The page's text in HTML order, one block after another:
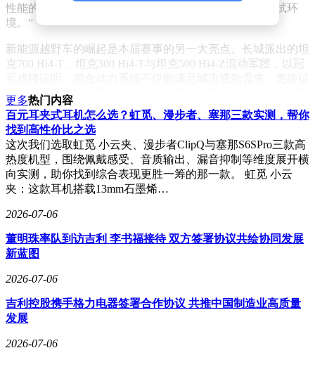
性能的完美实验室。没有其他赛事能提供如此严苛的测试环
境。”
新能源越野车的崛起是本届赛事的另一大亮点。长城派出的坦
克700 Hi4-T、坦克300 Hi4-T与坦克500 Hi4-Z混动军团，以冠
服中国最残酷的越野赛场。与传统燃油越野车不同，混动车型
需同时协调电机与内燃机两套系统的扭矩输出、加速制动特性
与热管理需求，这对润滑系统提出了全新挑战。摩特早在2016
年便推出首款混合动力专用机油，如今已形成覆盖润滑油、变
速箱油、刹车油与养护产品的全维度解决方案。
至技术层面的深度绑定。Carlo Savoca透露：“我们不仅将继续
为长城提供达喀尔级别的赛事科技支持，更有信心助力他们成
为第一支赢得达喀尔拉力赛的中国车队。”这一表态，与中国
车企冲击“越野界珠穆朗玛峰”的野心不谋而合——长城汽车董
事长魏建军已宣布，明年将率队出征达喀尔拉力赛。
对于中国越野玩家而言，环塔的成绩单远比广告更具说服力。
当消费者驾驶坦克700 Hi4-T穿越沙漠时，他们使用的正是经
达喀尔，中国品牌正以技术实力与赛事成绩，在全球越野版图
更多热门内容
百元耳夹式耳机怎么选？虹觅、漫步者、塞那三款实测，帮你
找到高性价比之选
这次我们选取虹觅 小云夹、漫步者ClipQ与塞那S6SPro三款高
热度机型，围绕佩戴感受、音质输出、漏音抑制等维度展开横
向实测，助你找到综合表现更胜一筹的那一款。 虹觅 小云
夹：这款耳机搭载13mm石墨烯…
2026-07-06
董明珠率队到访吉利 李书福接待 双方签署协议共绘协同发展
新蓝图
2026-07-06
吉利控股携手格力电器签署合作协议 共推中国制造业高质量
发展
2026-07-06